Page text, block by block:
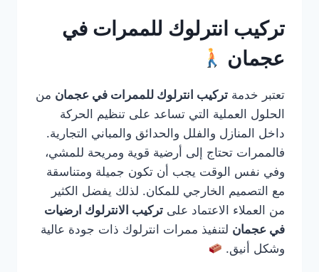
تركيب انترلوك للممرات في
عجمان
تعتبر خدمة تركيب انترلوك للممرات في عجمان من
الحلول العملية التي تساعد على تنظيم الحركة
داخل المنازل والفلل والحدائق والمباني التجارية.
فالممرات تحتاج إلى أرضية قوية ومريحة للمشي،
وفي نفس الوقت يجب أن تكون جميلة ومتناسقة
مع التصميم الخارجي للمكان. لذلك يفضل الكثير
من العملاء الاعتماد على تركيب الانترلوك ارضيات
في عجمان لتنفيذ ممرات انترلوك ذات جودة عالية
وشكل أنيق.